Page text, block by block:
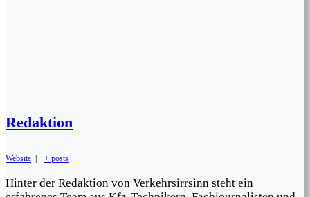
Redaktion
Website + posts
Hinter der Redaktion von Verkehrsirrsinn steht ein